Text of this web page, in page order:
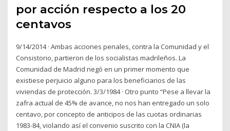
por acción respecto a los 20
centavos
9/14/2014 · Ambas acciones penales, contra la Comunidad y el
Consistorio, partieron de los socialistas madrileños. La
Comunidad de Madrid negó en un primer momento que
existiese perjuicio alguno para los beneficiarios de las
viviendas de protección. 3/3/1984 · Otro punto “Pese a llevar la
zafra actual de 45% de avance, no nos han entregado un solo
centavo, por concepto de anticipos de las cuotas ordinarias
1983-84, violando así el convenio suscrito con la CNIA (la